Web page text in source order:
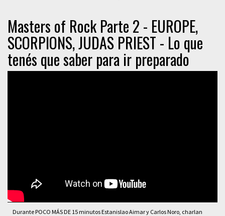
Masters of Rock Parte 2 - EUROPE,
SCORPIONS, JUDAS PRIEST - Lo que
tenés que saber para ir preparado
Durante POCO MÁS DE 15 minutos Estanislao Aimar y Carlos Noro, charlan